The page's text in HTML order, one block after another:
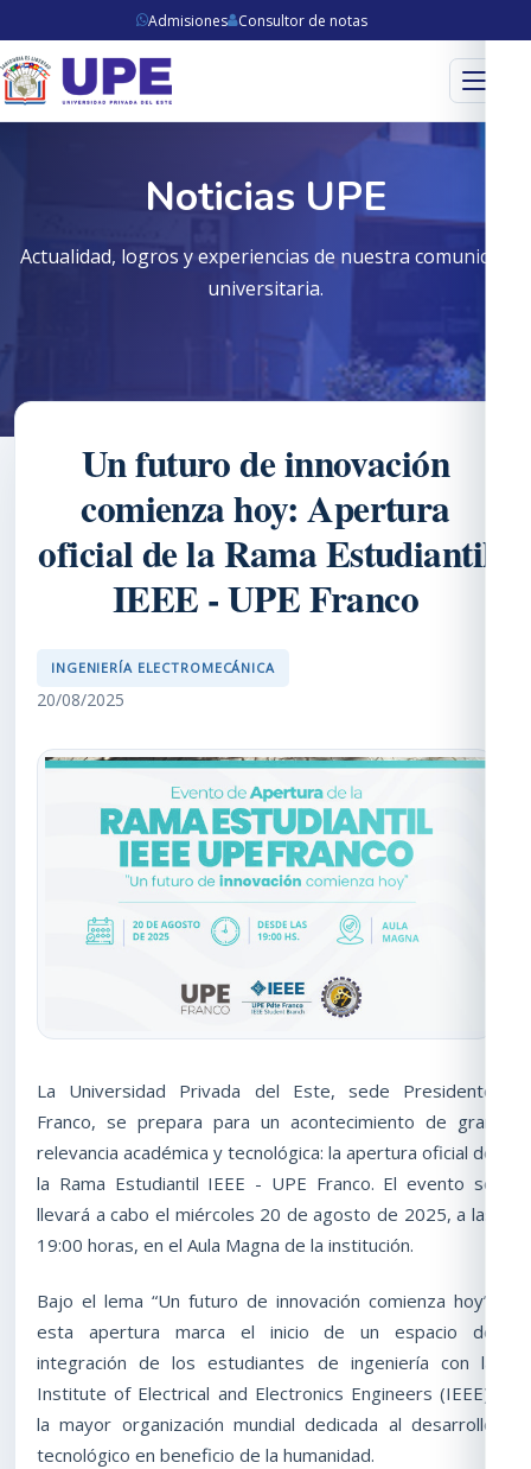
Admisiones Consultor de notas
Menú
Noticias UPE
Actualidad, logros y experiencias de nuestra comunidad
universitaria.
Un futuro de innovación
comienza hoy: Apertura
oficial de la Rama Estudiantil
IEEE - UPE Franco
INGENIERÍA ELECTROMECÁNICA
20/08/2025
La Universidad Privada del Este, sede Presidente
Franco, se prepara para un acontecimiento de gran
relevancia académica y tecnológica: la apertura oficial de
la Rama Estudiantil IEEE - UPE Franco. El evento se
llevará a cabo el miércoles 20 de agosto de 2025, a las
19:00 horas, en el Aula Magna de la institución.
Bajo el lema “Un futuro de innovación comienza hoy”,
esta apertura marca el inicio de un espacio de
integración de los estudiantes de ingeniería con la
Institute of Electrical and Electronics Engineers (IEEE),
la mayor organización mundial dedicada al desarrollo
tecnológico en beneficio de la humanidad.